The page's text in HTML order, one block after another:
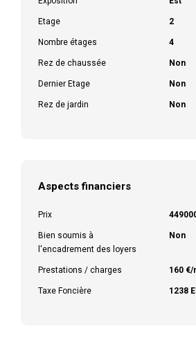
Etage 2
Nombre étages 4
Rez de chaussée Non
Dernier Etage Non
Rez de jardin Non
Aspects financiers
Prix
Bien soumis à
l'encadrement des loyers
Non
Prestations / charges 160 €/
Taxe Foncière 1238